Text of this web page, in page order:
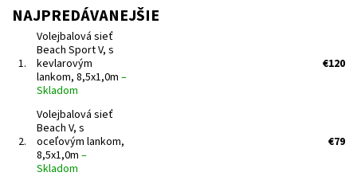
NAJPREDÁVANEJŠIE
1.
Volejbalová sieť
Beach Sport V, s
kevlarovým
lankom, 8,5x1,0m –
Skladom
€120
2.
Volejbalová sieť
Beach V, s
oceľovým lankom,
8,5x1,0m –
Skladom
€79